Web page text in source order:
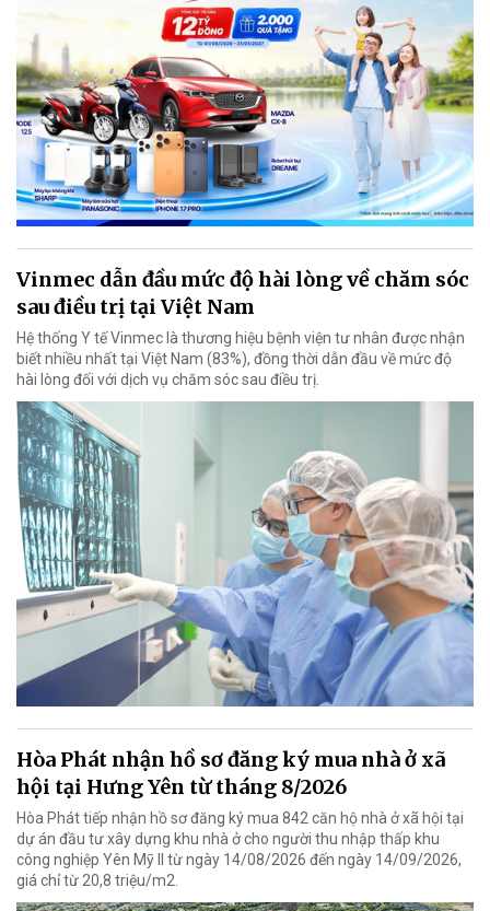
Vinmec dẫn đầu mức độ hài lòng về chăm sóc
sau điều trị tại Việt Nam
Hệ thống Y tế Vinmec là thương hiệu bệnh viện tư nhân được nhận
biết nhiều nhất tại Việt Nam (83%), đồng thời dẫn đầu về mức độ
hài lòng đối với dịch vụ chăm sóc sau điều trị.
Hòa Phát nhận hồ sơ đăng ký mua nhà ở xã
hội tại Hưng Yên từ tháng 8/2026
Hòa Phát tiếp nhận hồ sơ đăng ký mua 842 căn hộ nhà ở xã hội tại
dự án đầu tư xây dựng khu nhà ở cho người thu nhập thấp khu
công nghiệp Yên Mỹ II từ ngày 14/08/2026 đến ngày 14/09/2026,
giá chỉ từ 20,8 triệu/m2.